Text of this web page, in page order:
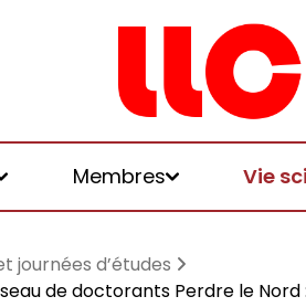
Membres Vie
journées d’études
de doctorants Perdre le